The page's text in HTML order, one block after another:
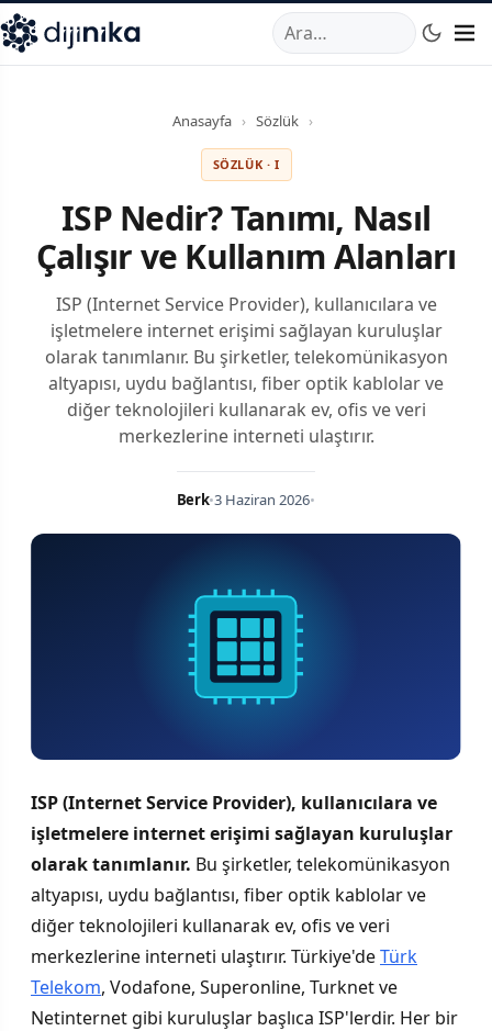
,Marmara Mahallesi,Beylikdüzü34520TRTelefon:0850
Anasayfa › Sözlük ›
SÖZLÜK · I
ISP Nedir? Tanımı, Nasıl
Çalışır ve Kullanım Alanları
ISP (Internet Service Provider), kullanıcılara ve
işletmelere internet erişimi sağlayan kuruluşlar
olarak tanımlanır. Bu şirketler, telekomünikasyon
altyapısı, uydu bağlantısı, fiber optik kablolar ve
diğer teknolojileri kullanarak ev, ofis ve veri
merkezlerine interneti ulaştırır.
Berk•3 Haziran 2026•
ISP (Internet Service Provider), kullanıcılara ve
işletmelere internet erişimi sağlayan kuruluşlar
olarak tanımlanır. Bu şirketler, telekomünikasyon
altyapısı, uydu bağlantısı, fiber optik kablolar ve
diğer teknolojileri kullanarak ev, ofis ve veri
merkezlerine interneti ulaştırır. Türkiye'deTürk
Telekom, Vodafone, Superonline, Turknet ve
Netinternet gibi kuruluşlar başlıca ISP'lerdir. Her bir